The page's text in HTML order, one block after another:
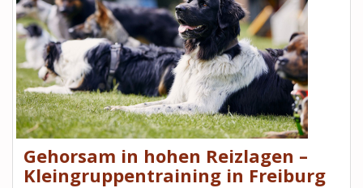
Gehorsam in hohen Reizlagen –
Kleingruppentraining in Freiburg